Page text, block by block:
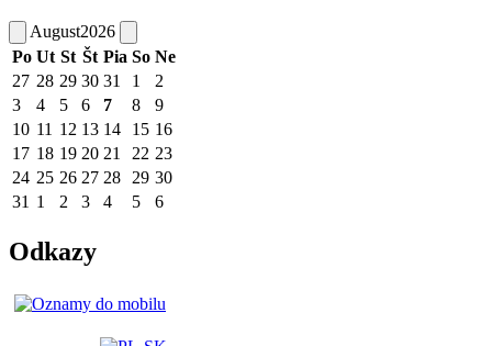
August2026
Po Ut St Št Pia So Ne
27 28 29 30 31 1
2
3
4 5 6 7 8
9
10 11 12 13 14 15 16
17 18 19 20 21 22 23
24 25 26 27 28 29 30
31 1 2 3 4 5 6
Odkazy